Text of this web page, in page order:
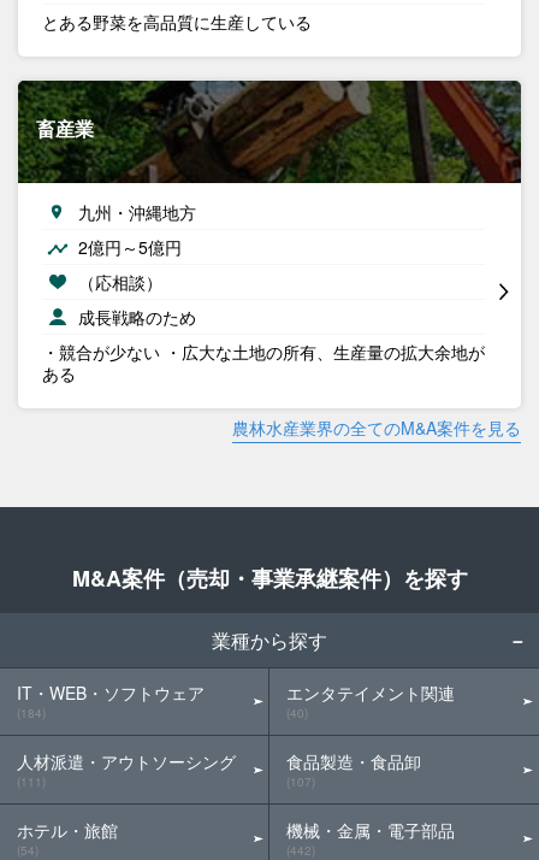
とある野菜を高品質に生産している
畜産業
九州・沖縄地方
2億円～5億円
（応相談）
成長戦略のため
・競合が少ない ・広大な土地の所有、生産量の拡大余地が
ある
農林水産業界の全てのM&A案件を見る
M&A案件（売却・事業承継案件）を探す
業種から探す
IT・WEB・ソフトウェア
(184)
人材派遣・アウトソーシング
(111)
ホテル・旅館
(54)
エンタテイメント関連
(40)
食品製造・食品卸
(107)
機械・金属・電子部品
(442)